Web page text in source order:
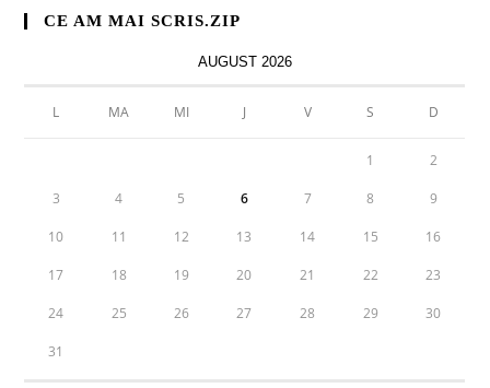
CE AM MAI SCRIS.ZIP
AUGUST 2026
L MA MI J V S D
1 2
3 4 5 6 7 8 9
10 11 12 13 14 15 16
17 18 19 20 21 22 23
24 25 26 27 28 29 30
31